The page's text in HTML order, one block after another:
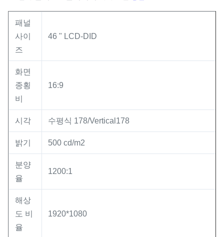
패널
사이
즈
46 " LCD-DID
화면
종횡
비
16:9
시각 수평식 178/Vertical178
밝기 500 cd/m2
분양
율
1200:1
해상
도 비
율
1920*1080